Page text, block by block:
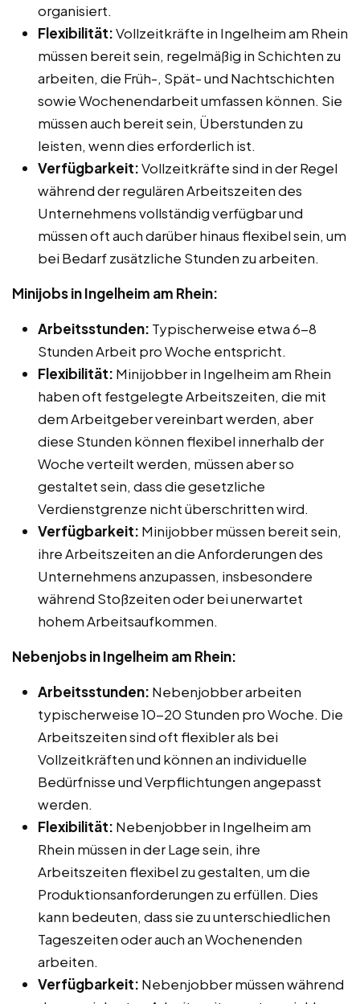
organisiert.
Flexibilität:Vollzeitkräfte in Ingelheim am Rhein
müssen bereit sein, regelmäßig in Schichten zu
arbeiten, die Früh-, Spät- und Nachtschichten
sowie Wochenendarbeit umfassen können. Sie
müssen auch bereit sein, Überstunden zu
leisten, wenn dies erforderlich ist.
Verfügbarkeit:Vollzeitkräfte sind in der Regel
während der regulären Arbeitszeiten des
Unternehmens vollständig verfügbar und
müssen oft auch darüber hinaus flexibel sein, um
bei Bedarf zusätzliche Stunden zu arbeiten.
Minijobs in Ingelheim am Rhein:
Arbeitsstunden: Typischerweise etwa 6-8
Stunden Arbeit pro Woche entspricht.
Flexibilität: Minijobber in Ingelheim am Rhein
haben oft festgelegte Arbeitszeiten, die mit
dem Arbeitgeber vereinbart werden, aber
diese Stunden können flexibel innerhalb der
Woche verteilt werden, müssen aber so
gestaltet sein, dass die gesetzliche
Verdienstgrenze nicht überschritten wird.
Verfügbarkeit: Minijobber müssen bereit sein,
ihre Arbeitszeiten an die Anforderungen des
Unternehmens anzupassen, insbesondere
während Stoßzeiten oder bei unerwartet
hohem Arbeitsaufkommen.
Nebenjobs in Ingelheim am Rhein:
Arbeitsstunden: Nebenjobber arbeiten
typischerweise 10-20 Stunden pro Woche. Die
Arbeitszeiten sind oft flexibler als bei
Vollzeitkräften und können an individuelle
Bedürfnisse und Verpflichtungen angepasst
werden.
Flexibilität: Nebenjobber in Ingelheim am
Rhein müssen in der Lage sein, ihre
Arbeitszeiten flexibel zu gestalten, um die
Produktionsanforderungen zu erfüllen. Dies
kann bedeuten, dass sie zu unterschiedlichen
Tageszeiten oder auch an Wochenenden
arbeiten.
Verfügbarkeit: Nebenjobber müssen während